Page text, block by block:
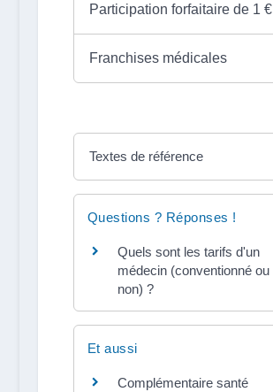
Participation forfaitaire de 1 €
Franchises médicales
Textes de référence
Questions ? Réponses !
Quels sont les tarifs d'un
médecin (conventionné ou
non) ?
Et aussi
Complémentaire santé